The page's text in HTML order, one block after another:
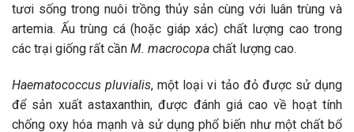
tươi sống trong nuôi trồng thủy sản cùng với luân trùng và
artemia. Ấu trùng cá (hoặc giáp xác) chất lượng cao trong
các trại giống rất cần M. macrocopa chất lượng cao.
Haematococcus pluvialis, một loại vi tảo đỏ được sử dụng
để sản xuất astaxanthin, được đánh giá cao về hoạt tính
chống oxy hóa mạnh và sử dụng phổ biến như một chất bổ